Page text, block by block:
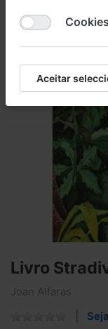
Livro
Joan Alfaras
Aceitar